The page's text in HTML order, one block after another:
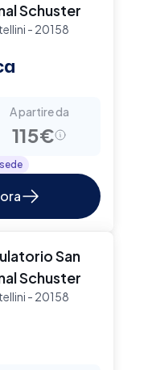
Schuster
- 20158
A partire da
115€
San
Schuster
- 20158